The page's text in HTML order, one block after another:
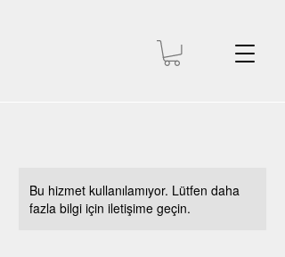
Bu hizmet kullanılamıyor. Lütfen daha
fazla bilgi için iletişime geçin.